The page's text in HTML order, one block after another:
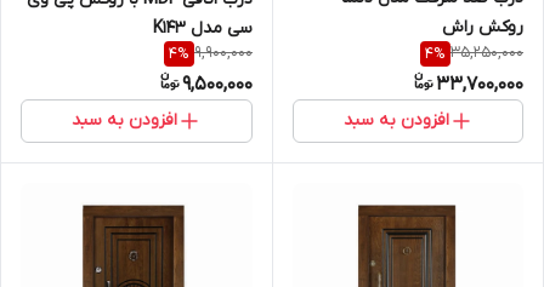
روکش راش
35,250,000
4%
33,700,000
افزودن به سبد
سی مدل K143
9,900,000
4%
9,500,000
افزودن به سبد